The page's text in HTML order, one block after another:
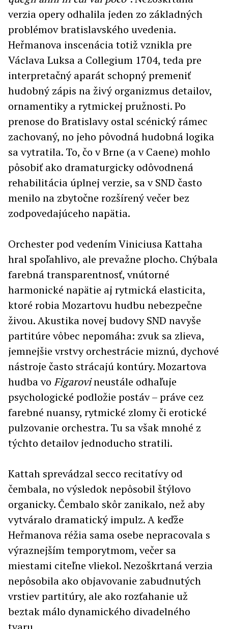
verzia opery odhalila jeden zo základných
problémov bratislavského uvedenia.
Heřmanova inscenácia totiž vznikla pre
Václava Luksa a Collegium 1704, teda pre
interpretačný aparát schopný premeniť
hudobný zápis na živý organizmus detailov,
ornamentiky a rytmickej pružnosti. Po
prenose do Bratislavy ostal scénický rámec
zachovaný, no jeho pôvodná hudobná logika
sa vytratila. To, čo v Brne (a v Caene) mohlo
pôsobiť ako dramaturgicky odôvodnená
rehabilitácia úplnej verzie, sa v SND často
menilo na zbytočne rozšírený večer bez
zodpovedajúceho napätia.
Orchester pod vedením Viniciusa Kattaha
hral spoľahlivo, ale prevažne plocho. Chýbala
farebná transparentnosť, vnútorné
harmonické napätie aj rytmická elasticita,
ktoré robia Mozartovu hudbu nebezpečne
živou. Akustika novej budovy SND navyše
partitúre vôbec nepomáha: zvuk sa zlieva,
jemnejšie vrstvy orchestrácie miznú, dychové
nástroje často strácajú kontúry. Mozartova
hudba vo Figarovineustále odhaľuje
psychologické podložie postáv – práve cez
farebné nuansy, rytmické zlomy či erotické
pulzovanie orchestra. Tu sa však mnohé z
týchto detailov jednoducho stratili.
Kattah sprevádzal secco recitatívy od
čembala, no výsledok nepôsobil štýlovo
organicky. Čembalo skôr zanikalo, než aby
vytváralo dramatický impulz. A keďže
Heřmanova réžia sama osebe nepracovala s
výraznejším temporytmom, večer sa
miestami citeľne vliekol. Nezoškrtaná verzia
nepôsobila ako objavovanie zabudnutých
vrstiev partitúry, ale ako rozťahanie už
beztak málo dynamického divadelného